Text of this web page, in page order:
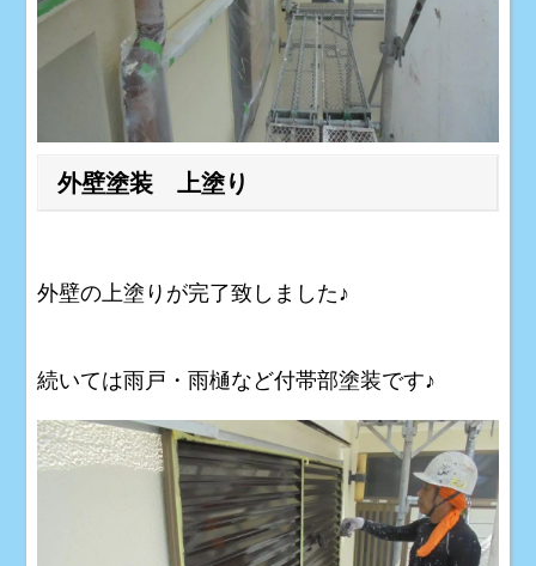
外壁塗装 上塗り
外壁の上塗りが完了致しました♪
続いては雨戸・雨樋など付帯部塗装です♪